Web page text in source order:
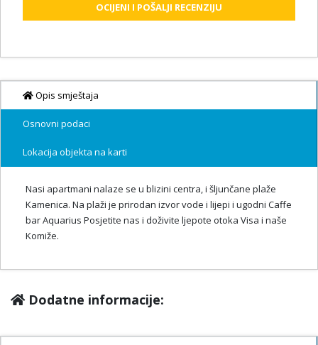
OCIJENI I POŠALJI RECENZIJU
Opis smještaja
Osnovni podaci
Lokacija objekta na karti
Nasi apartmani nalaze se u blizini centra, i šljunčane plaže
Kamenica. Na plaži je prirodan izvor vode i lijepi i ugodni Caffe
bar Aquarius Posjetite nas i doživite ljepote otoka Visa i naše
Komiže.
Dodatne informacije: